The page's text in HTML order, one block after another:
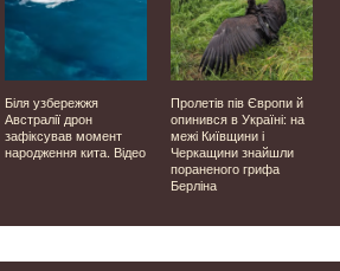
Біля узбережжя
Австралії дрон
зафіксував момент
народження кита. Відео
Пролетів пів Європи й
опинився в Україні: на
межі Київщини і
Черкащини знайшли
пораненого грифа
Берліна